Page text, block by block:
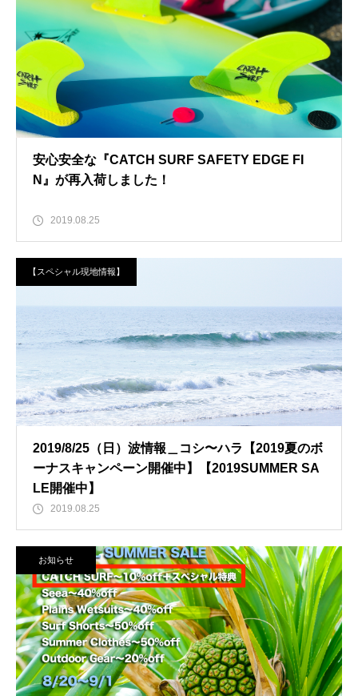
安心安全な『CATCH SURF SAFETY EDGE FI
N』が再入荷しました！
2019.08.25
【スペシャル現地情報】
2019/8/25（日）波情報＿コシ〜ハラ【2019夏のボ
ーナスキャンペーン開催中】【2019SUMMER SA
LE開催中】
2019.08.25
お知らせ